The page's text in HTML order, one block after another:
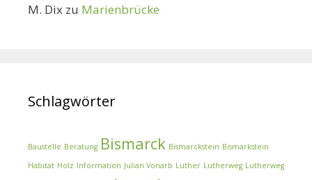
M. Dix zu Marienbrücke
Schlagwörter
Baustelle Beratung Bismarck Bismarckstein Bismarkstein
Habitat Holz Information Julian Vonarb Luther Lutherweg Lutherweg